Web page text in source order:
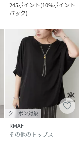
245ポイント(10%ポイント
バック)
クーポン対象
RMAF
その他のトップス